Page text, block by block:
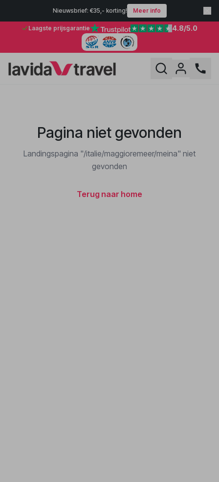
Nieuwsbrief: €35,- korting! Meer info
Laagste prijsgarantie 4.8/5.0
Pagina niet gevonden
Landingspagina "/italie/maggioremeer/meina" niet
gevonden
Terug naar home